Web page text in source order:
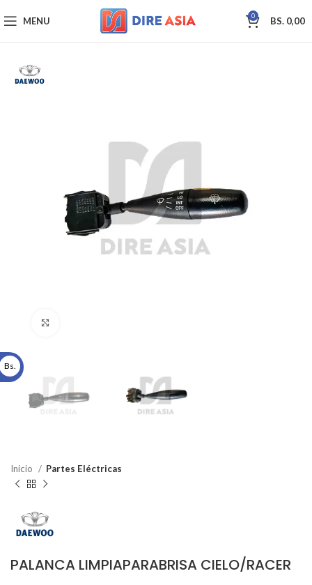
MENU 0 BS. 0,00
Inicio Partes Eléctricas
PALANCA LIMPIAPARABRISA CIELO/RACER
Bs.